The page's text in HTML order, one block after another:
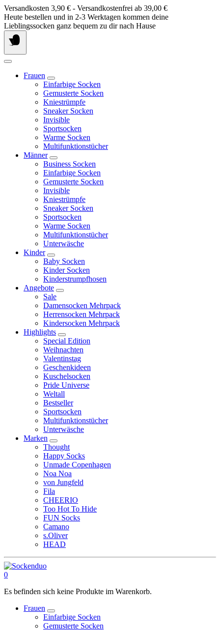
Springe
zum
Inhalt
Versandkosten 3,90 € - Versandkostenfrei ab 39,00 €
Heute bestellen und in 2-3 Werktagen kommen deine
Lieblingssocken ganz bequem zu dir nach Hause
Frauen
Einfarbige Socken
Gemusterte Socken
Kniestrümpfe
Sneaker Socken
Invisible
Sportsocken
Warme Socken
Multifunktionstücher
Männer
Business Socken
Einfarbige Socken
Gemusterte Socken
Invisible
Kniestrümpfe
Sneaker Socken
Sportsocken
Warme Socken
Multifunktionstücher
Unterwäsche
Kinder
Baby Socken
Kinder Socken
Kinderstrumpfhosen
Angebote
Sale
Damensocken Mehrpack
Herrensocken Mehrpack
Kindersocken Mehrpack
Highlights
Special Edition
Weihnachten
Valentinstag
Geschenkideen
Kuschelsocken
Pride Universe
Weltall
Bestseller
Sportsocken
Multifunktionstücher
Unterwäsche
Marken
Thought
Happy Socks
Unmade Copenhagen
Noa Noa
von Jungfeld
Fila
CHEERIO
Too Hot To Hide
FUN Socks
Camano
s.Oliver
HEAD
0
Es befinden sich keine Produkte im Warenkorb.
Frauen
Einfarbige Socken
Gemusterte Socken